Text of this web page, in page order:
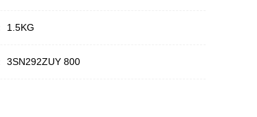
1.5KG
3SN292ZUY 800